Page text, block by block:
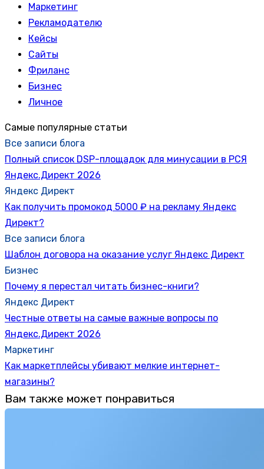
Маркетинг
Рекламодателю
Кейсы
Сайты
Фриланс
Бизнес
Личное
Самые популярные статьи
Все записи блога
Полный список DSP-площадок для минусации в РСЯ
Яндекс.Директ 2026
Яндекс Директ
Как получить промокод 5000 ₽ на рекламу Яндекс
Директ?
Все записи блога
Шаблон договора на оказание услуг Яндекс Директ
Бизнес
Почему я перестал читать бизнес-книги?
Яндекс Директ
Честные ответы на самые важные вопросы по
Яндекс.Директ 2026
Маркетинг
Как маркетплейсы убивают мелкие интернет-
магазины?
Вам также может понравиться